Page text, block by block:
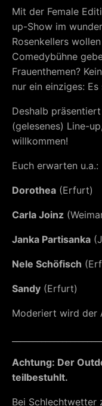
Mit der Female
up-Show im
Rosenkellers
Comedybühne
Frauenthemen?
nur ein einziges:
Deshalb
(gelesenes) Line-
willkommen!
Euch erwarten u.a.:
Dorothea (Erfurt)
Carla Joinz
Janka Partisanka
Nele Schöfisch
Sandy (Erfurt)
Moderiert wird der
Achtung: Der
teilbestuhlt.
Bei Schlechtwetter